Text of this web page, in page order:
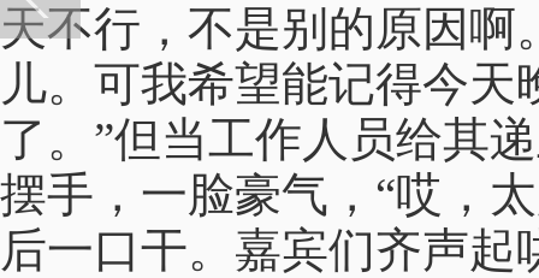
天不行，不是别的原因啊
儿。可我希望能记得今
了。”但当工作人员给其
摆手，一脸豪气，“哎，
后一口干。嘉宾们齐声